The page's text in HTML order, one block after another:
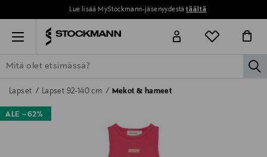
Lue lisää MyStockmann-jäsenyydestätäältä
Menu
ETSI KAIKKI NAISET MIEHET LAPSET
Lapset Lapset 92-140 cm Mekot & hameet
ALE –62%